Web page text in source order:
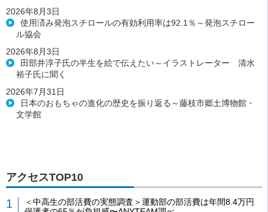
2026年8月3日
使用済み発泡スチロールの有効利用率は92.1％～発泡スチロー
ル協会
2026年8月3日
田部井淳子氏の半生を絵で伝えたい～イラストレーター 清水
裕子氏に聞く
2026年7月31日
日本のおもちゃの進化の歴史を振り返る～藤枝市郷土博物館・
文学館
アクセスTOP10
＜中高生の部活費の実態調査＞運動部の部活費は年間8.4万円